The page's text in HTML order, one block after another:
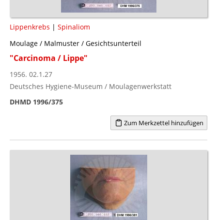
Lippenkrebs | Spinaliom
Moulage / Malmuster / Gesichtsunterteil
"Carcinoma / Lippe"
1956. 02.1.27
Deutsches Hygiene-Museum / Moulagenwerkstatt
DHMD 1996/375
Zum Merkzettel hinzufügen